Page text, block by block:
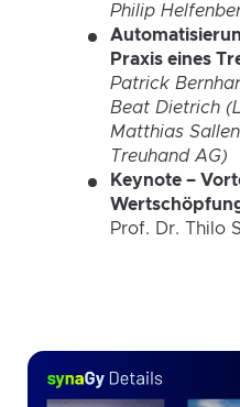
Philip
Praxis eines
Patrick
Beat Dietrich
Matthias
Treuhand AG)
Keynote –
Prof. Dr. Thilo